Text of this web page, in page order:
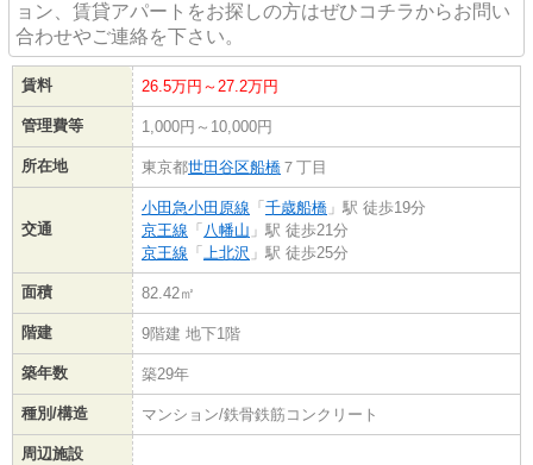
ョン、賃貸アパートをお探しの方はぜひコチラからお問い
合わせやご連絡を下さい。
賃料 26.5万円～27.2万円
管理費等 1,000円～10,000円
所在地 東京都世田谷区船橋 ７丁目
交通
小田急小田原線 「 千歳船橋 」駅 徒歩19分
京王線 「 八幡山 」駅 徒歩21分
京王線 「 上北沢 」駅 徒歩25分
面積 82.42㎡
階建 9階建 地下1階
築年数 築29年
種別/構造 マンション/鉄骨鉄筋コンクリート
周辺施設